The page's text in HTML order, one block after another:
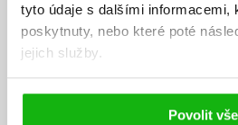
tyto údaje s dalšími informacemi,
poskytnuty, nebo které poté
jejich služby.
Povolit vše